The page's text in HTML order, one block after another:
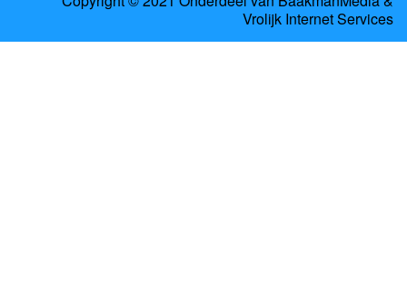
Vrolijk Internet Services